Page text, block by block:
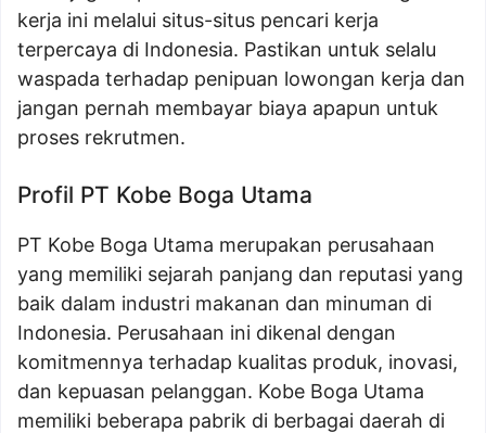
kerja ini melalui situs-situs pencari kerja
terpercaya di Indonesia. Pastikan untuk selalu
waspada terhadap penipuan lowongan kerja dan
jangan pernah membayar biaya apapun untuk
proses rekrutmen.
Profil PT Kobe Boga Utama
PT Kobe Boga Utama merupakan perusahaan
yang memiliki sejarah panjang dan reputasi yang
baik dalam industri makanan dan minuman di
Indonesia. Perusahaan ini dikenal dengan
komitmennya terhadap kualitas produk, inovasi,
dan kepuasan pelanggan. Kobe Boga Utama
memiliki beberapa pabrik di berbagai daerah di